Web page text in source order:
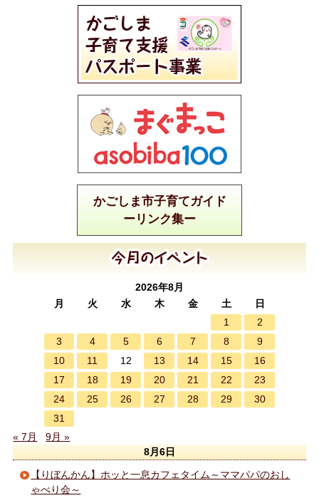
かごしま市子育てガイド
ーリンク集ー
2026年8月
月
火 水 木 金 土
日
1
2
3
4 5 6 7 8
9
10
11 12 13 14 15
16
17
18 19 20 21 22
23
24
25 26 27 28 29
30
31
« 7月
9月 »
8月6日
【りぼんかん】ホッと一息カフェタイム～ママパパのおし
ゃべり会～